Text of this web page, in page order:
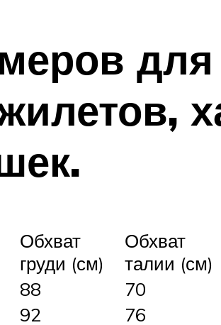
Обхват
груди (см)
Обхват
талии (см)
88 70
92 76